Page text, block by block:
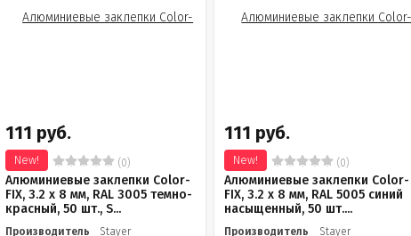
111 руб.
New! (0)
Алюминиевые заклепки Color-
FIX, 3.2 х 8 мм, RAL 3005 темно-
красный, 50 шт., S...
Производитель Stayer
111 руб.
New! (0)
Алюминиевые заклепки Color-
FIX, 3.2 х 8 мм, RAL 5005 синий
насыщенный, 50 шт....
Производитель Stayer